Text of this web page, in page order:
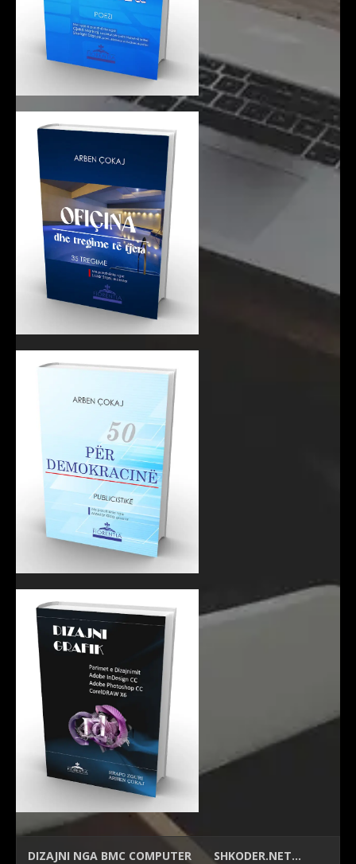
DIZAJNI NGA BMC COMPUTER SHKODER.NET…